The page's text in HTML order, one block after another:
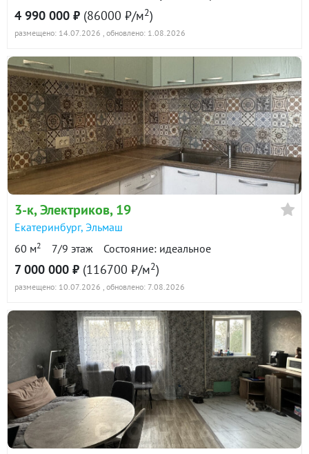
4 990 000 ₽ (86000 ₽/м2)
размещено: 14.07.2026 , обновлено: 1.08.2026
3-к, Электриков, 19
Екатеринбург, Эльмаш
60 м2 7/9 этаж Состояние: идеальное
7 000 000 ₽ (116700 ₽/м2)
размещено: 10.07.2026 , обновлено: 7.08.2026